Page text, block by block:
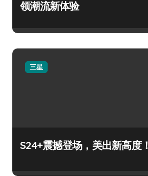
领潮流新体验
三星
S24+震撼登场，美出新高度！